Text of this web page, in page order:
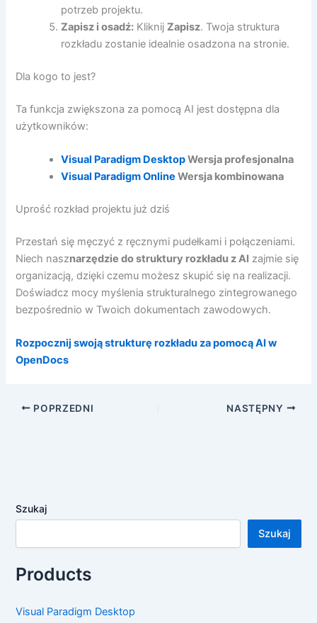
potrzeb projektu.
Zapisz i osadź: KliknijZapisz. Twoja struktura
rozkładu zostanie idealnie osadzona na stronie.
Dla kogo to jest?
Ta funkcja zwiększona za pomocą AI jest dostępna dla
użytkowników:
Visual Paradigm DesktopWersja profesjonalna
Visual Paradigm Online Wersja kombinowana
Uprość rozkład projektu już dziś
Przestań się męczyć z ręcznymi pudełkami i połączeniami.
Niech nasznarzędzie do struktury rozkładu z AI zajmie się
organizacją, dzięki czemu możesz skupić się na realizacji.
Doświadcz mocy myślenia strukturalnego zintegrowanego
bezpośrednio w Twoich dokumentach zawodowych.
Rozpocznij swoją strukturę rozkładu za pomocą AI w
OpenDocs
POPRZEDNI NASTĘPNY
Szukaj
Szukaj
Products
Visual Paradigm Desktop